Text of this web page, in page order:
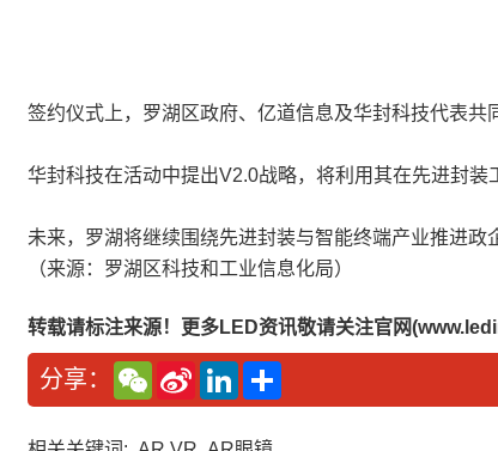
签约仪式上，罗湖区政府、亿道信息及华封科技代表
华封科技在活动中提出V2.0战略，将利用其在先进封
未来，罗湖将继续围绕先进封装与智能终端产业推进
（来源：罗湖区科技和工业信息化局）
转载请标注来源！更多LED资讯敬请关注官网
分享：
W
e
C
S
n
L
n